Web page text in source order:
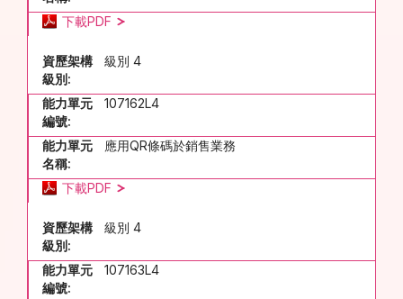
下載PDF
資歷架構
級別:
級別 4
能力單元
編號:
107162L4
能力單元
名稱:
應用QR條碼於銷售業務
下載PDF
資歷架構
級別:
級別 4
能力單元
編號:
107163L4